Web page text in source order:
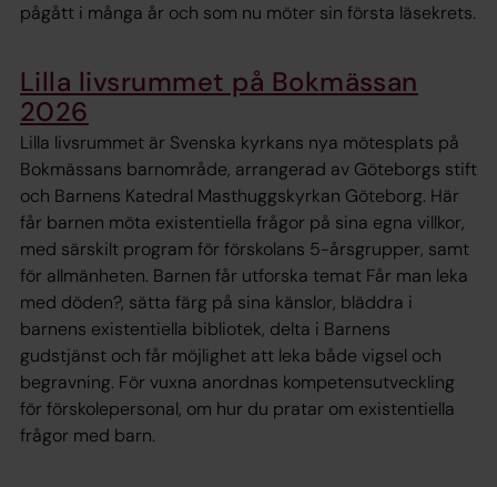
pågått i många år och som nu möter sin första läsekrets.
Lilla livsrummet på Bokmässan
2026
Lilla livsrummet är Svenska kyrkans nya mötesplats på
Bokmässans barnområde, arrangerad av Göteborgs stift
och Barnens Katedral Masthuggskyrkan Göteborg. Här
får barnen möta existentiella frågor på sina egna villkor,
med särskilt program för förskolans 5-årsgrupper, samt
för allmänheten. Barnen får utforska temat Får man leka
med döden?, sätta färg på sina känslor, bläddra i
barnens existentiella bibliotek, delta i Barnens
gudstjänst och får möjlighet att leka både vigsel och
begravning. För vuxna anordnas kompetensutveckling
för förskolepersonal, om hur du pratar om existentiella
frågor med barn.